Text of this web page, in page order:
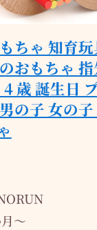
ちゃ 知育
おもちゃ
歳 誕生日
の子 女の子
～